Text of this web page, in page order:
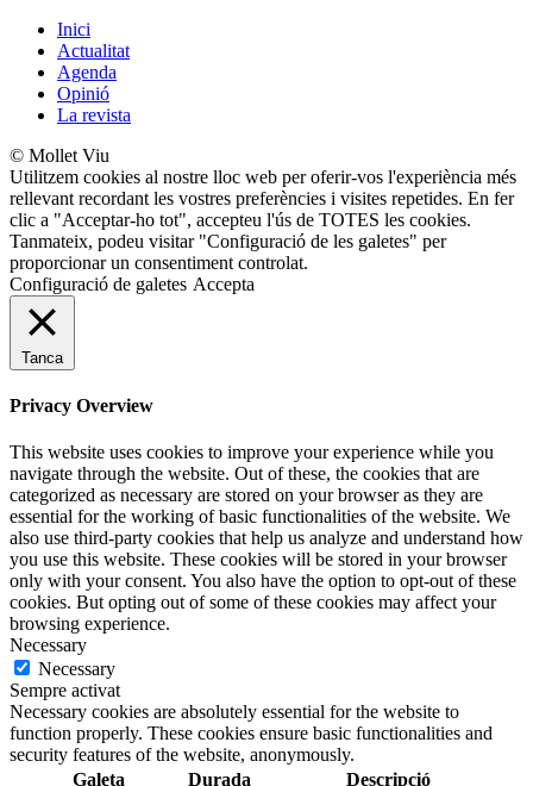
Inici
Actualitat
Agenda
Opinió
La revista
© Mollet Viu
Utilitzem cookies al nostre lloc web per oferir-vos l'experiència més
rellevant recordant les vostres preferències i visites repetides. En fer
clic a "Acceptar-ho tot", accepteu l'ús de TOTES les cookies.
Tanmateix, podeu visitar "Configuració de les galetes" per
proporcionar un consentiment controlat.
Configuració de galetes Accepta
Tanca
Privacy Overview
This website uses cookies to improve your experience while you
navigate through the website. Out of these, the cookies that are
categorized as necessary are stored on your browser as they are
essential for the working of basic functionalities of the website. We
also use third-party cookies that help us analyze and understand how
you use this website. These cookies will be stored in your browser
only with your consent. You also have the option to opt-out of these
cookies. But opting out of some of these cookies may affect your
browsing experience.
Necessary
Necessary
Sempre activat
Necessary cookies are absolutely essential for the website to
function properly. These cookies ensure basic functionalities and
security features of the website, anonymously.
Galeta
Durada Descripció